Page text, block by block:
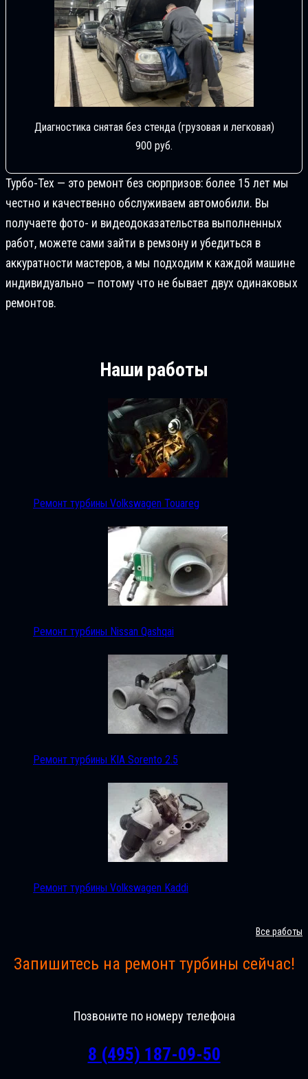
Диагностика снятая без стенда (грузовая и легковая)
900 руб.
Турбо-Тех — это ремонт без сюрпризов: более 15 лет мы
честно и качественно обслуживаем автомобили. Вы
получаете фото- и видеодоказательства выполненных
работ, можете сами зайти в ремзону и убедиться в
аккуратности мастеров, а мы подходим к каждой машине
индивидуально — потому что не бывает двух одинаковых
ремонтов.
Наши работы
Ремонт турбины Volkswagen Touareg
Ремонт турбины Nissan Qashqai
Ремонт турбины KIA Sorento 2.5
Ремонт турбины Volkswagen Kaddi
Все работы
Запишитесь на ремонт турбины сейчас!
Позвоните по номеру телефона
8 (495) 187-09-50